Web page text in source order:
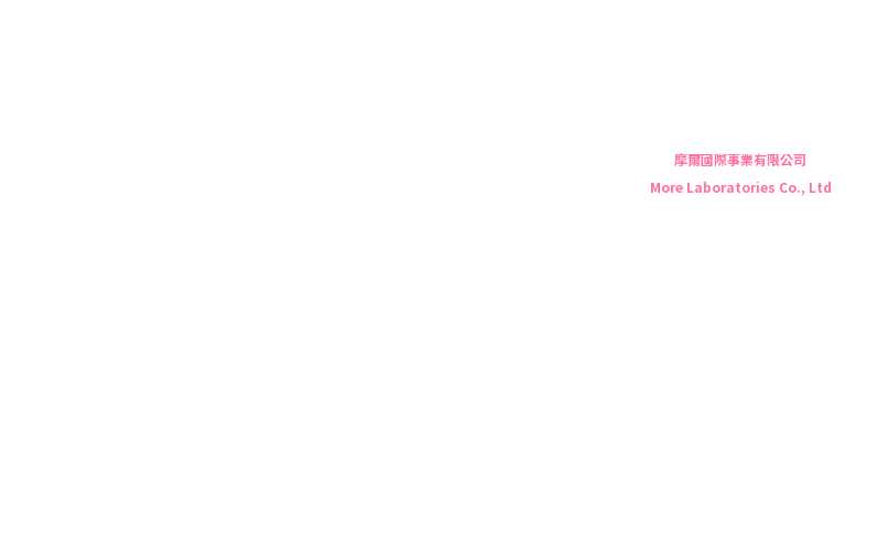
摩爾國際事業有限公司
More Laboratories Co., Ltd